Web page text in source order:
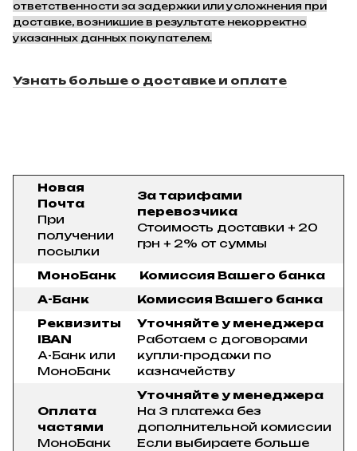
ответственности за задержки или усложнения при
доставке, возникшие в результате некорректно
указанных данных покупателем.
Узнать больше о доставке и оплате
Новая
Почта
При
получении
посылки
За тарифами
перевозчика
Стоимость доставки + 20
грн + 2% от суммы
МоноБанк
Комиссия Вашего банка
А-Банк
Комиссия Вашего банка
Реквизиты
IBAN
А-Банк или
МоноБанк
Уточняйте у менеджера
Работаем с договорами
купли-продажи по
казначейству
Оплата
частями
МоноБанк
Уточняйте у менеджера
На 3 платежа без
дополнительной комиссии
Если выбираете больше